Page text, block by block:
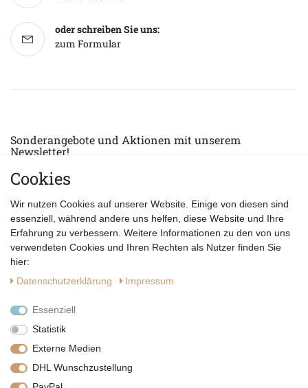
oder schreiben Sie uns:
zum Formular
Sonderangebote und Aktionen mit unserem
Newsletter!
E-MAIL *
Datenschutzerklärung
Cookies
Wir nutzen Cookies auf unserer Website. Einige von diesen sind
essenziell, während andere uns helfen, diese Website und Ihre
Erfahrung zu verbessern. Weitere Informationen zu den von uns
verwendeten Cookies und Ihren Rechten als Nutzer finden Sie
hier:
Daten­schutz­erklärung
Impressum
Essenziell
Statistik
Externe Medien
DHL Wunschzustellung